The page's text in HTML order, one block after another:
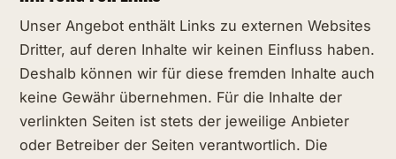
Unser Angebot enthält Links zu externen Websites
Dritter, auf deren Inhalte wir keinen Einfluss haben.
Deshalb können wir für diese fremden Inhalte auch
keine Gewähr übernehmen. Für die Inhalte der
verlinkten Seiten ist stets der jeweilige Anbieter
oder Betreiber der Seiten verantwortlich. Die